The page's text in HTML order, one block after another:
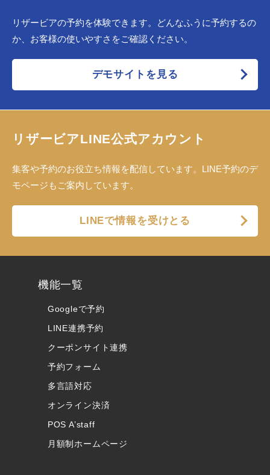
リザービアの予約を体験できます。どんなふうに予約するの
か、お客様の使いやすさをご確認ください。
デモサイトを見る
リザービアLINE公式アカウント
集客や予約のお役立ち情報を配信しています。LINE予約のデ
モページもご案内しています。
LINEで情報を受けとる
機能一覧
Googleで予約
LINE連携予約
クーポンサイト連携
予約フォーム
多言語対応
オンライン決済
POS A’staff
月額制ホームページ